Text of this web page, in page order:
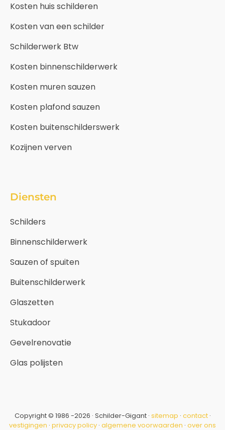
Kosten huis schilderen
Kosten van een schilder
Schilderwerk Btw
Kosten binnenschilderwerk
Kosten muren sauzen
Kosten plafond sauzen
Kosten buitenschilderswerk
Kozijnen verven
Diensten
Schilders
Binnenschilderwerk
Sauzen of spuiten
Buitenschilderwerk
Glaszetten
Stukadoor
Gevelrenovatie
Glas polijsten
Copyright © 1986 -2026 · Schilder-Gigant · sitemap · contact·
vestigingen · privacy policy · algemene voorwaarden · over ons